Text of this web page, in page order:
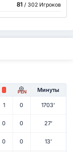
81 / 302 Игроков
PEN Минуты
1 0 1703'
0 0 27'
0 0 13'